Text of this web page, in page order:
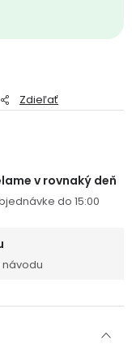
Zdieľať
v rovnaký deň
do 15:00